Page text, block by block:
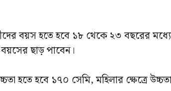
বয়স হতে হবে ১৮ থেকে ২৩ বছরের
বয়সের ছাড় পাবেন।
হতে হবে ১৭০ সেমি, মহিলার ক্ষেত্রে